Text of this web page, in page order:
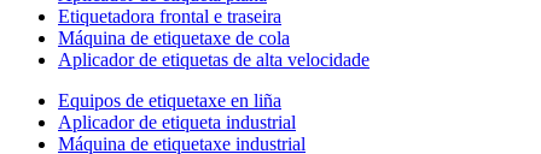
Etiquetadora frontal e traseira
Máquina de etiquetaxe de cola
Aplicador de etiquetas de alta velocidade
Equipos de etiquetaxe en liña
Aplicador de etiqueta industrial
Máquina de etiquetaxe industrial